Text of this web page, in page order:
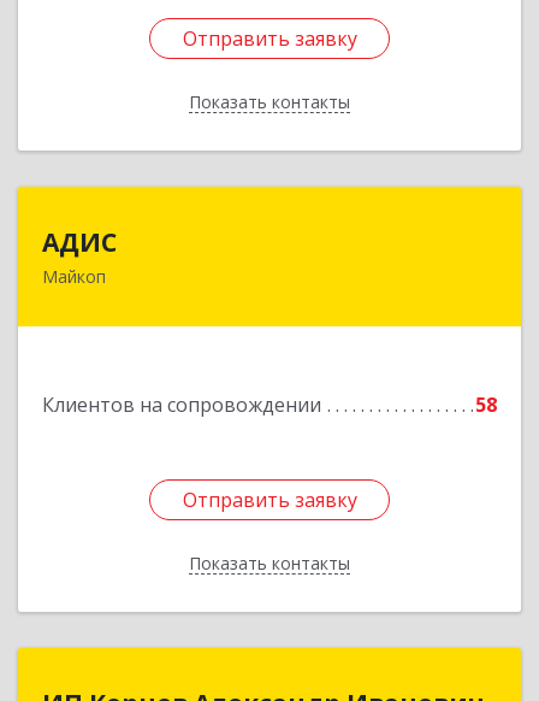
Отправить заявку
Показать контакты
Отправить заявку
Назад
АДИС
Майкоп
Клиентов на сопровождении 58
Отправить заявку
Показать контакты
Отправить заявку
Назад